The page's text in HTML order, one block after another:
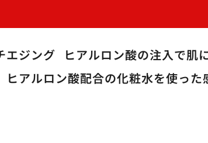
エジング
ヒアルロン酸の注入で肌
ヒアルロン酸配合の化粧水を使った